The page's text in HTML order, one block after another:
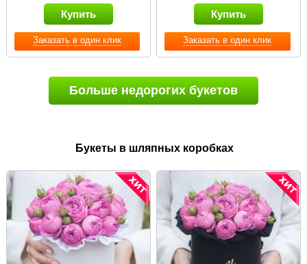
Заказать в один клик
Купить
Заказать в один клик
Купить
Больше недорогих букетов
Букеты в шляпных коробках